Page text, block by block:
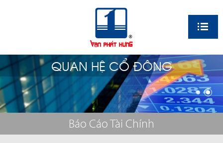
QUAN HỆ CỔ ĐÔNG
Báo Cáo Tài Chính